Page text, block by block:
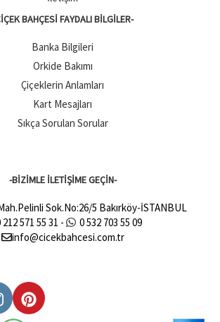
BAHÇESI FAYDALI BILGILER-
Banka Bilgileri
Orkide Bakımı
Çiçeklerin Anlamları
Kart Mesajları
Sıkça Sorulan Sorular
-BİZİMLE İLETİŞİME GEÇİN-
Sok.No:26/5 Bakırköy-İSTANBUL
212 571 55 31 -
0 532 703 55 09
info@cicekbahcesi.com.tr